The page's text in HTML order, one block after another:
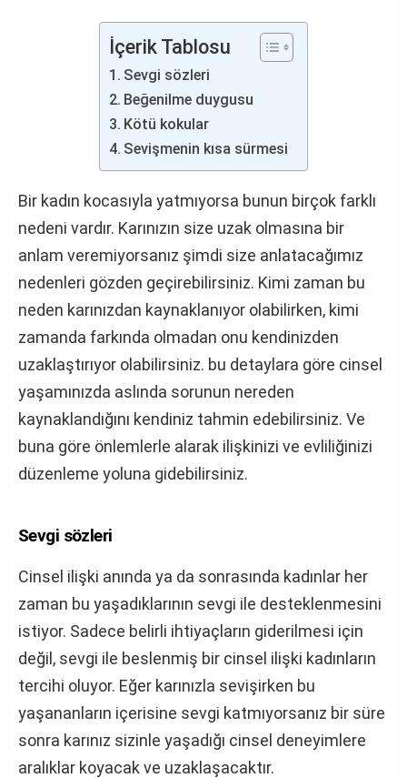
İçerik Tablosu
Sevgi sözleri
Beğenilme duygusu
Kötü kokular
Sevişmenin kısa sürmesi
Bir kadın kocasıyla yatmıyorsa bunun birçok farklı
nedeni vardır. Karınızın size uzak olmasına bir
anlam veremiyorsanız şimdi size anlatacağımız
nedenleri gözden geçirebilirsiniz. Kimi zaman bu
neden karınızdan kaynaklanıyor olabilirken, kimi
zamanda farkında olmadan onu kendinizden
uzaklaştırıyor olabilirsiniz. bu detaylara göre cinsel
yaşamınızda aslında sorunun nereden
kaynaklandığını kendiniz tahmin edebilirsiniz. Ve
buna göre önlemlerle alarak ilişkinizi ve evliliğinizi
düzenleme yoluna gidebilirsiniz.
Sevgi sözleri
Cinsel ilişki anında ya da sonrasında kadınlar her
zaman bu yaşadıklarının sevgi ile desteklenmesini
istiyor. Sadece belirli ihtiyaçların giderilmesi için
değil, sevgi ile beslenmiş bir cinsel ilişki kadınların
tercihi oluyor. Eğer karınızla sevişirken bu
yaşananların içerisine sevgi katmıyorsanız bir süre
sonra karınız sizinle yaşadığı cinsel deneyimlere
aralıklar koyacak ve uzaklaşacaktır.